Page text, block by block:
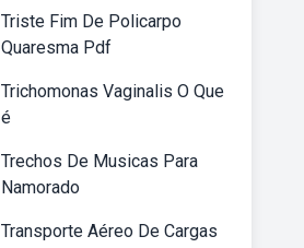
Triste Fim De Policarpo
Quaresma Pdf
Trichomonas Vaginalis O Que
é
Trechos De Musicas Para
Namorado
Transporte Aéreo De Cargas